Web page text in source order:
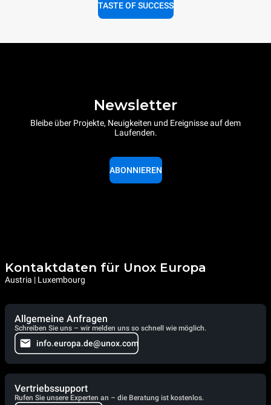
TASTE OF SUCCESS
Newsletter
Bleibe über Projekte, Neuigkeiten und Ereignisse auf dem
Laufenden.
ABONNIEREN
Kontaktdaten für Unox Europa
Austria | Luxembourg
Allgemeine Anfragen
Schreiben Sie uns – wir melden uns so schnell wie möglich.
info.europa.de@unox.com
Vertriebssupport
Rufen Sie unsere Experten an – die Beratung ist kostenlos.